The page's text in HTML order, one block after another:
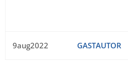
9aug2022 GASTAUTOR